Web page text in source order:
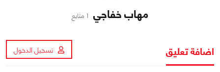
مهاب خفاجي 1 متابع
اضافة تعليق تسجيل الدخول